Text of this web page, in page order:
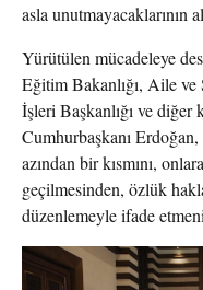
asla unutmayacaklarının
Yürütülen mücadeleye
Eğitim Bakanlığı, Aile
İşleri Başkanlığı ve diğer
Cumhurbaşkanı Erdoğan,
azından bir kısmını,
geçilmesinden, özlük
düzenlemeyle ifade